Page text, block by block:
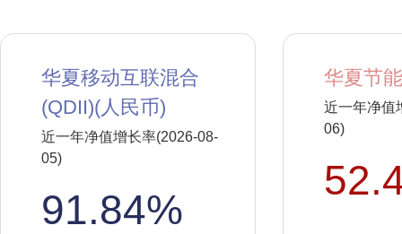
华夏移动互联混合
(QDII)(人民币)
近一年净值增长率(2026-08-
05)
91.84%
华夏节
近一年净值
06)